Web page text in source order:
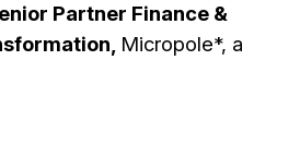
Partner Finance &
Micropole*, a